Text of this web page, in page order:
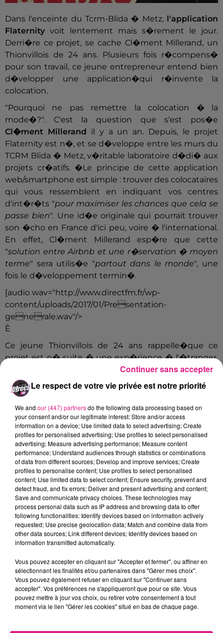
Dans l'enceinte du Tcrm-Blida � Metz,
l'application
Flaternity voit lentement mais s�rement le jour.
Derri�re ce projet, se cache Cl�ment Millerand, un
Thionvillois de 24 ans. Plusieurs fois r�compens�
pour son travail, ce jeune entrepreneur entend bien
d�velopper une application�qui r�invente la
colocation.
"Pourquoi ne pas remettre la colocation � la
mode�?". C'est la question que s'est pos�e
Cl�ment Millerand
il y a un an. Depuis, le projet
Flaternity est n�, et se d�veloppe entre les murs du
TCRM Blida � Metz, v�ritable laboratoire d�di� aux
projets cr�atifs. �Le principe de cette application
web/smartphone est simple : trouver des colocataires
qui vous ressemblent en indiquant vos centres
d'int�r�ts "pour maximiser les chances que cela se
passe bien". Une id�e originale qui pourrait trouver
son �cho en France d'ici peu, voire � l'international.
En effet, Cl�ment Millerand esp�re que cette
"solution entre Airbnb et une r�servation � moyen
terme" sera utilis�e "partout dans le monde", une
fois le d�veloppement termin�.
[audio wav="http://www.directfm.fr/wp-
content/uploads/2017/01/Presentation-
generale.wav"/>
È
Ce jeune Thionvillois de 24 ans rappelle�que ce
projet est n� suite � une exp�rience � l'�tranger.
Au retour d'un voyage, il s'est aper�u que "trouver
un logement n'�tait pas simple.
�Une colocation
pouvait aussi tourner � l'enfer
�merg�, avec la complicit� de son ami Laurent
Samuel, l'id�e d'une application permettant de
trouver des potentiels colocataires qui partagent les
m�mes centres d'int�r�ts.
[audio wav="http://www.directfm.fr/wp-
content/uploads/2017/01/Histoire.wav"/>
�
Audacieuse, l'id�e a d�j� conquis son monde :
Cl�ment a remport� il y a peu la bourse "D�filor".
5000 euros qui l'ont grandement aid� � financer le
d�veloppement de son application. �Dans l'ancien
d�p�t de bus TCRM�aujourd'hui reconverti en
centre de production et d'innovation artistique,
Cl�ment peut aussi compter sur plusieurs soutiens.
Le lieu simplifie en effet le rapprochement entre les
cr�ateurs et le monde professionnel, au d�tour des
banquiers ou d'assurances.�
Le respect de votre vie privée est notre priorité
We and our (447) partnersdo the following data processing based on
your consent and/or our legitimate interest: Store and/or access
information on a device; Use limited data to select advertising; Create
profiles for personalised advertising; Use profiles to select personalised
advertising; Measure advertising performance; Measure content
performance; Understand audiences through statistics or combinations
of data from different sources; Develop and improve services; Create
profiles to personalise content; Use profiles to select personalised
content; Use limited data to select content; Ensure security, prevent and
detect fraud, and fix errors; Deliver and present advertising and content;
Save and communicate privacy choices. These technologies may
process personal data such as IP address and browsing data to offer
following functionalities: Identify devices based on information actively
requested; Use precise geolocation data; Match and combine data from
other data sources; Link different devices; Identify devices based on
information transmitted automatically.
Vous pouvez accepter en cliquant sur "Accepter et fermer", ou affiner en
sélectionnant les finalités et/ou partenaires dans "Gérer mes choix".
Vous pouvez également refuser en cliquant sur "Continuer sans
accepter". Vos préférences ne s'appliqueront que pour ce site. Vous
pouvez mettre à jour vos choix, ou retirer votre consentement à tout
moment via le lien "Gérer les cookies" situé en bas de chaque page.
Continuer sans accepter